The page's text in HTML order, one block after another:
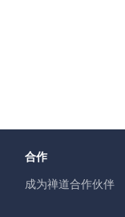
合作
成为禅道合作伙伴